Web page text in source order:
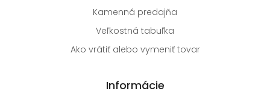
Kamenná predajňa
Veľkostná tabuľka
Ako vrátiť alebo vymeniť tovar
Informácie